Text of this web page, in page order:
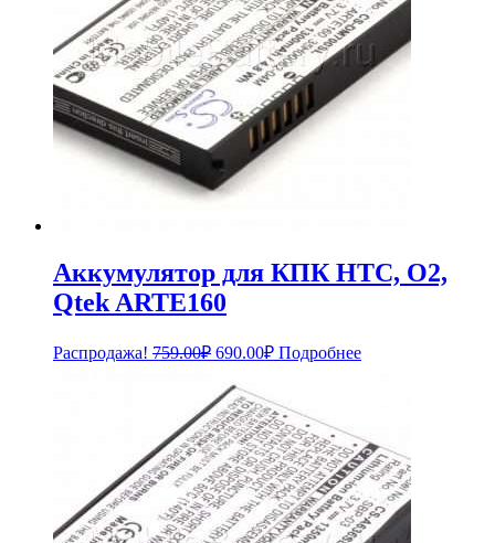
Аккумулятор для КПК HTC, O2,
Qtek ARTE160
Распродажа! 759.00₽ Первоначальная
составляла
759.00₽.
690.00₽Текущая
цена:
Подробнее